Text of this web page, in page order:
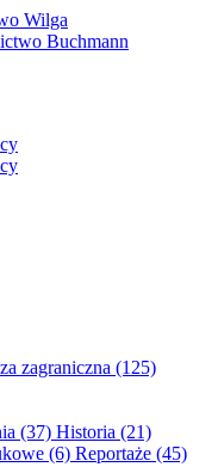
zagraniczna (125)
(37) Historia (21)
(6) Reportaże (45)